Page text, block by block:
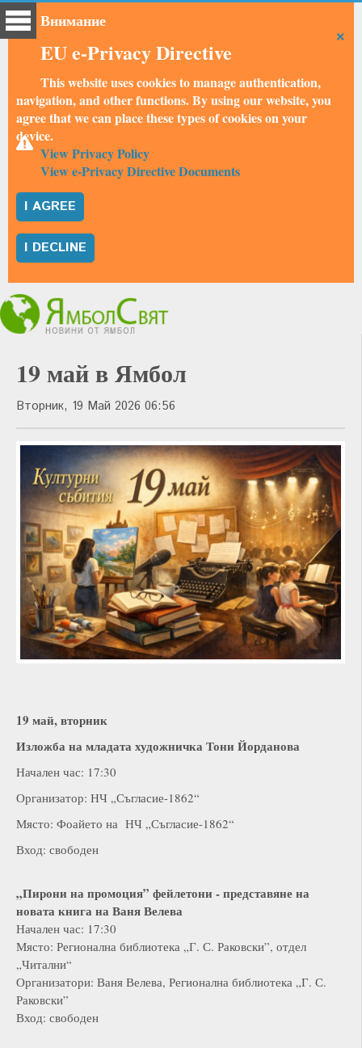
×
Внимание
EU e-Privacy Directive
This website uses cookies to manage authentication,
navigation, and other functions. By using our website, you
agree that we can place these types of cookies on your
device.
View Privacy Policy
View e-Privacy Directive Documents
I AGREE
I DECLINE
19 май в Ямбол
Вторник, 19 Май 2026 06:56
19 май, вторник
Изложба на младата художничка Тони Йорданова
Начален час: 17:30
Организатор: НЧ „Съгласие-1862“
Място: Фоайето на НЧ „Съгласие-1862“
Вход: свободен
„Пирони на промоция” фейлетони - представяне на
новата книга на Ваня Велева
Начален час: 17:30
Място: Регионална библиотека „Г. С. Раковски”, отдел
„Читални“
Организатори: Ваня Велева, Регионална библиотека „Г. С.
Раковски”
Вход: свободен